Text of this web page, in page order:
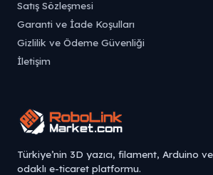
Satış Sözleşmesi
Garanti ve İade Koşulları
Gizlilik ve Ödeme Güvenliği
İletişim
Türkiye’nin 3D yazıcı, filament, Arduino
odaklı e-ticaret platformu.